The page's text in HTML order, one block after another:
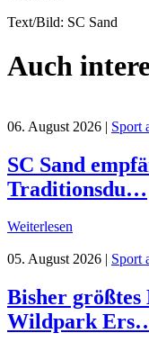
Text/Bild: SC Sand
Auch
06. August 2026 | Sport
SC Sand
Traditionsdu…
Weiterlesen
05. August 2026 | Sport
Bisher
Wildpark